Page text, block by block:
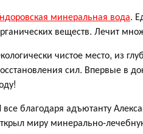
минеральная вода.
веществ. Лечит
чистое место, из
сил. Впервые в
все благодаря адъютанту
миру минерально-